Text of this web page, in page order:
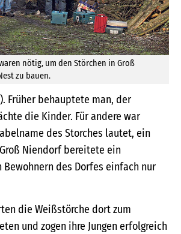
nötig, um den Störchen in Groß
zu bauen.
Früher behauptete man, der
die Kinder. Für andere war
des Storches lautet, ein
Niendorf bereitete ein
Bewohnern des Dorfes einfach nur
die Weißstörche dort zum
und zogen ihre Jungen erfolgreich